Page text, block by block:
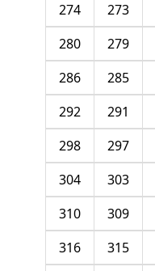
273
274
279
280
285
286
291
292
297
298
303
304
309
310
315
316